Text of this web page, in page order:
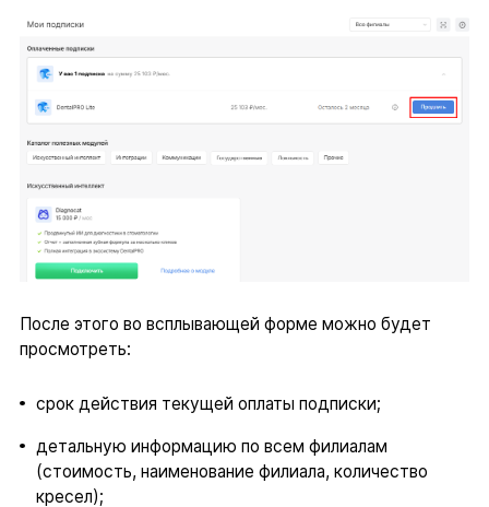
После этого во всплывающей форме можно будет
просмотреть:
срок действия текущей оплаты подписки;
детальную информацию по всем филиалам
(стоимость, наименование филиала, количество
кресел);